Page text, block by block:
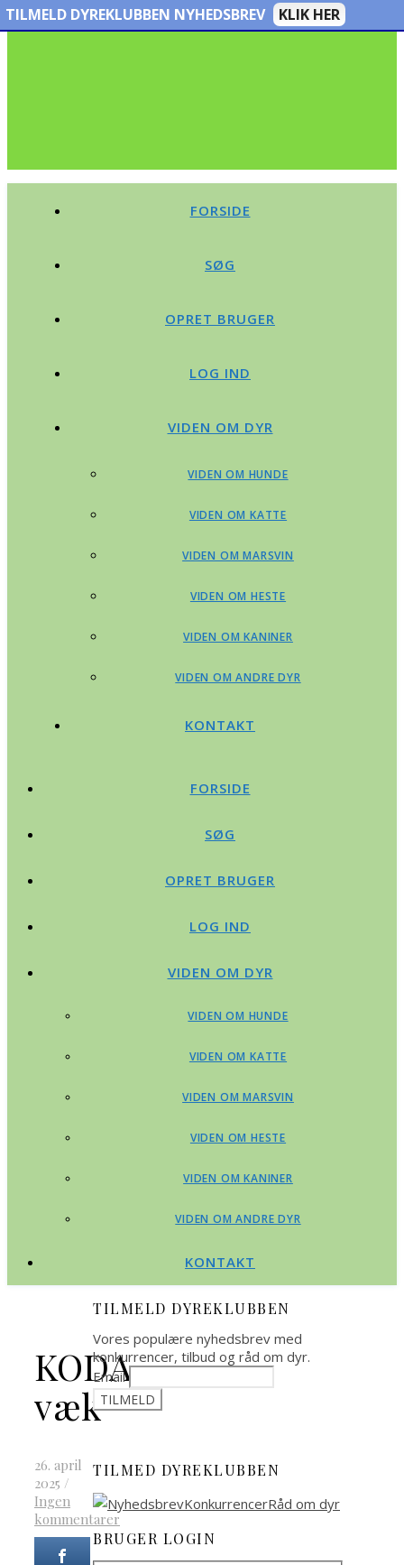
FORSIDE
SØG
OPRET BRUGER
LOG IND
VIDEN OM DYR
VIDEN OM HUNDE
VIDEN OM KATTE
VIDEN OM MARSVIN
VIDEN OM HESTE
VIDEN OM KANINER
VIDEN OM ANDRE DYR
KONTAKT
FORSIDE
SØG
OPRET BRUGER
LOG IND
VIDEN OM DYR
VIDEN OM HUNDE
VIDEN OM KATTE
VIDEN OM MARSVIN
VIDEN OM HESTE
VIDEN OM KANINER
VIDEN OM ANDRE DYR
KONTAKT
KODA
væk
26. april
2025 /
Ingen
kommentarer
TILMELD DYREKLUBBEN
Vores populære nyhedsbrev med
konkurrencer, tilbud og råd om dyr.
Email
TILMED DYREKLUBBEN
BRUGER LOGIN
TILMELD DYREKLUBBEN NYHEDSBREV KLIK HER